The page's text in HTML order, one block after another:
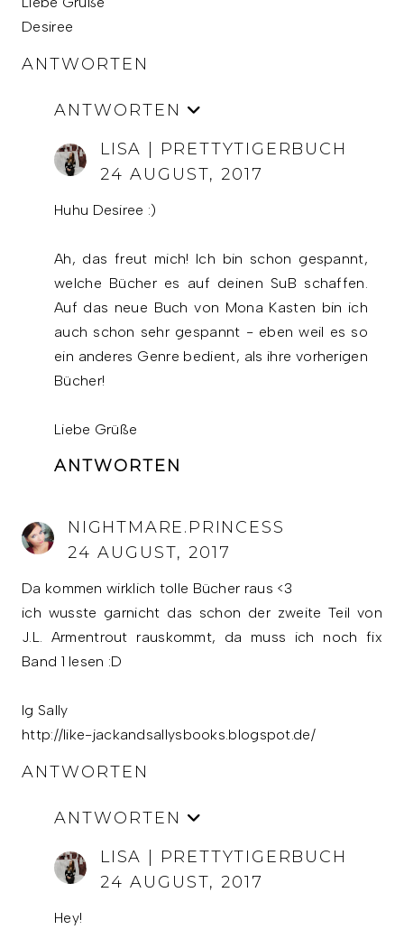
Desiree
ANTWORTEN
ANTWORTEN
LISA | PRETTYTIGERBUCH
24 AUGUST, 2017
Huhu Desiree :)
Ah, das freut mich! Ich bin schon gespannt,
welche Bücher es auf deinen SuB schaffen.
Auf das neue Buch von Mona Kasten bin ich
auch schon sehr gespannt - eben weil es so
ein anderes Genre bedient, als ihre vorherigen
Bücher!
Liebe Grüße
ANTWORTEN
NIGHTMARE.PRINCESS
24 AUGUST, 2017
Da kommen wirklich tolle Bücher raus <3
ich wusste garnicht das schon der zweite Teil von
J.L. Armentrout rauskommt, da muss ich noch fix
Band 1 lesen :D
lg Sally
http://like-jackandsallysbooks.blogspot.de/
ANTWORTEN
ANTWORTEN
LISA | PRETTYTIGERBUCH
24 AUGUST, 2017
Hey!